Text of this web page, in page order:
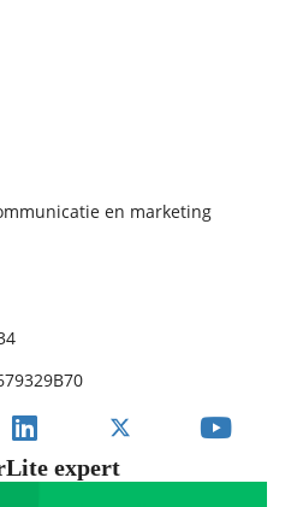
en marketing
expert